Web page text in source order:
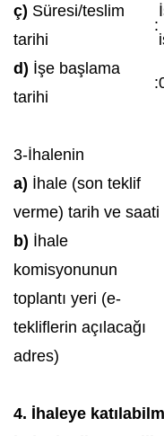
ç) Süresi/teslim
tarihi
:
d) İşe başlama
tarihi
:
3-İhalenin
a) İhale (son teklif
verme) tarih ve saati
b) İhale
komisyonunun
toplantı yeri (e-
tekliflerin açılacağı
adres)
4. İhaleye